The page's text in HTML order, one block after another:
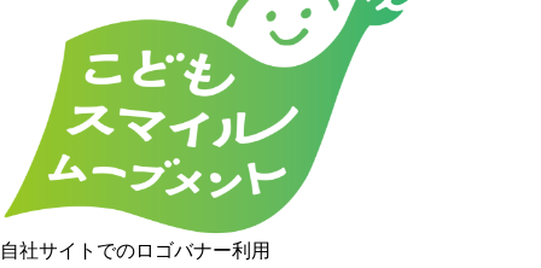
自社サイトでのロゴバナー利用